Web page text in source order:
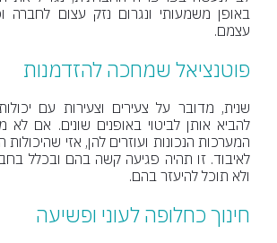
באופן משמעותי ונגרום נזק עצום לחברה
עצמם.
פוטנציאל שמחכה להזדמנות
שנית, מדובר על צעירים וצעירות עם
להביא אותן לביטוי באופנים שונים. אם לא
המערכות הנכונות ועוזרים להן, אזי
לאיבוד. זו תהיה פגיעה קשה בהם ובכלל
ולא תוכל להיעזר בהם.
חינוך כחלופה לעוני ופשיעה